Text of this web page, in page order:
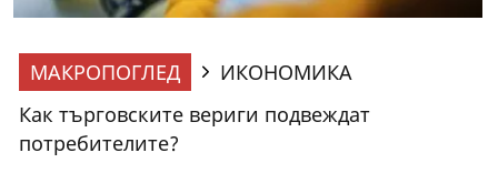
МАКРОПОГЛЕД
ИКОНОМИКА
Как търговските вериги подвеждат
потребителите?